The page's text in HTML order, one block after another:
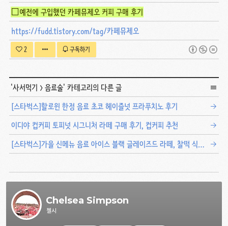
□예전에 구입했던 카페뮤제오 커피 구매 후기
https://fudd.tistory.com/tag/카페뮤제오
2 구독하기
'사서먹기 >음료술' 카테고리의 다른 글
[스타벅스]할로윈 한정 음료 초코 헤이즐넛 프라푸치노 후기
이디야 컵커피 토피넛 시그니처 라떼 구매 후기, 컵커피 추천
[스타벅스]가을 신메뉴 음료 아이스 블랙 글레이즈드 라떼, 찰떡 식빵 우리 단호박 보늬밤 브레드 구매 후기, 스타벅스 빵 추천
Chelsea Simpson
첼시